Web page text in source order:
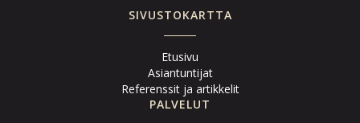
SIVUSTOKARTTA
Etusivu
Asiantuntijat
Referenssit ja artikkelit
PALVELUT